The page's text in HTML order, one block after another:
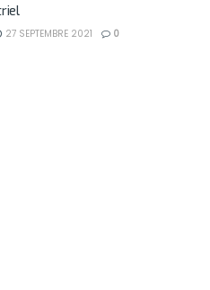
27 SEPTEMBRE 2021 0